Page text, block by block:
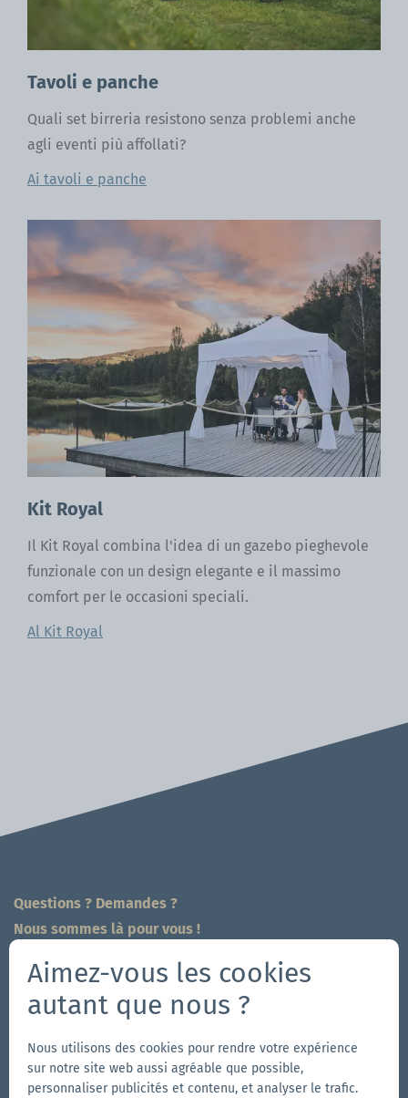
Tavoli e panche
Quali set birreria resistono senza problemi anche
agli eventi più affollati?
Ai tavoli e panche
Kit Royal
Il Kit Royal combina l'idea di un gazebo pieghevole
funzionale con un design elegante e il massimo
comfort per le occasioni speciali.
Al Kit Royal
Questions ? Demandes ?
Nous sommes là pour vous !
fr@zingerle.group-ch@zingerle.group
Aller Aller
à
Suivez-
nous
Aller
à
Aimez-vous les cookies
autant que nous ?
Nous utilisons des cookies pour rendre votre expérience
sur notre site web aussi agréable que possible,
personnaliser publicités et contenu, et analyser le trafic.